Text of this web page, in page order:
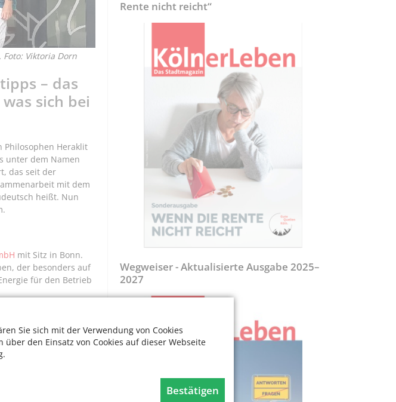
Sie sich mit der Verwendung von Cookies
den Einsatz von Cookies auf dieser Webseite
Bestätigen
Viktoria Dorn
– das
sich bei
Philosophen Heraklit
unter dem Namen
das seit der
mit dem
heißt. Nun
mit Sitz in Bonn.
der besonders auf
für den Betrieb
Leserinnen und
unterwegs. Ihr
wie Apotheken und
Rente nicht reicht“
Wegweiser - Aktualisierte Ausgabe 2025–
2027